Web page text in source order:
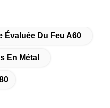
Évaluée Du Feu A60
En Métal